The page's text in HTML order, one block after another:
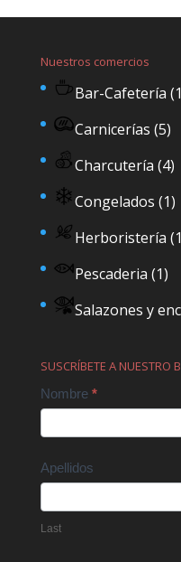
Nuestros comercios
Bar-Cafetería
Carnicerías (5)
Charcutería (4)
Congelados (1)
Herboristería
Pescaderia (1)
Salazones y
SUSCRÍBETE A NUESTRO
Contact
Nombre *
Apellidos
Last